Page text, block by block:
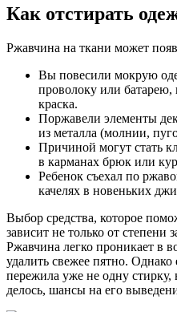
Как отстирать
Ржавчина на ткани может
Вы повесили мокрую
проволоку или батарею,
краска.
Поржавели элементы
из металла (молнии,
Причиной могут стать
в карманах брюк или
Ребенок съехал по
качелях в новеньких
Выбор средства, которое
зависит не только от степени
Ржавчина легко проникает в
удалить свежее пятно. Однако
пережила уже не одну стирку,
делось, шансы на его